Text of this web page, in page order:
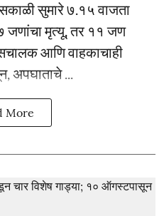
सुमारे ७.१५ वाजता
जणांचा मृत्यू, तर ११ जण
आणि वाहकाचाही
अपघाताचे ...
More